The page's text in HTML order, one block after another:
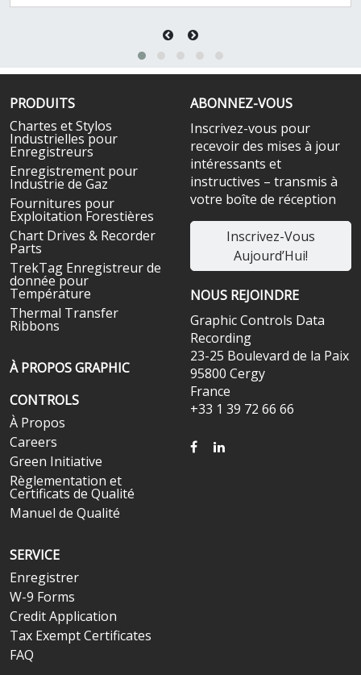
PRODUITS
Chartes et Stylos
Industrielles pour
Enregistreurs
Enregistrement pour
Industrie de Gaz
Fournitures pour
Exploitation Forestières
Chart Drives & Recorder
Parts
TrekTag Enregistreur de
donnée pour
Température
Thermal Transfer
Ribbons
À PROPOS GRAPHIC
CONTROLS
À Propos
Careers
Green Initiative
Règlementation et
Certificats de Qualité
Manuel de Qualité
SERVICE
Enregistrer
W-9 Forms
Credit Application
Tax Exempt Certificates
FAQ
ABONNEZ-VOUS
Inscrivez-vous pour
recevoir des mises à jour
intéressants et
instructives – transmis à
votre boîte de réception
Inscrivez-Vous
Aujourd’Hui!
NOUS REJOINDRE
Graphic Controls Data
Recording
23-25 Boulevard de la Paix
95800 Cergy
France
+33 1 39 72 66 66
FACEBOOK
LINKEDIN